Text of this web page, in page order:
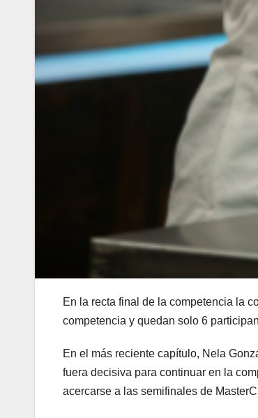
En la recta final de la competencia la
competencia y quedan solo 6
En el más reciente capítulo, Nela
fuera decisiva para continuar en la
acercarse a las semifinales de